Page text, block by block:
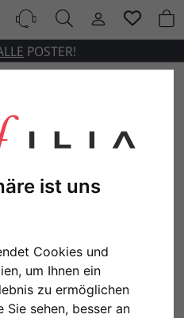
ist uns
Cookies und
um Ihnen ein
zu ermöglichen
Sie sehen, besser an
POSTER!